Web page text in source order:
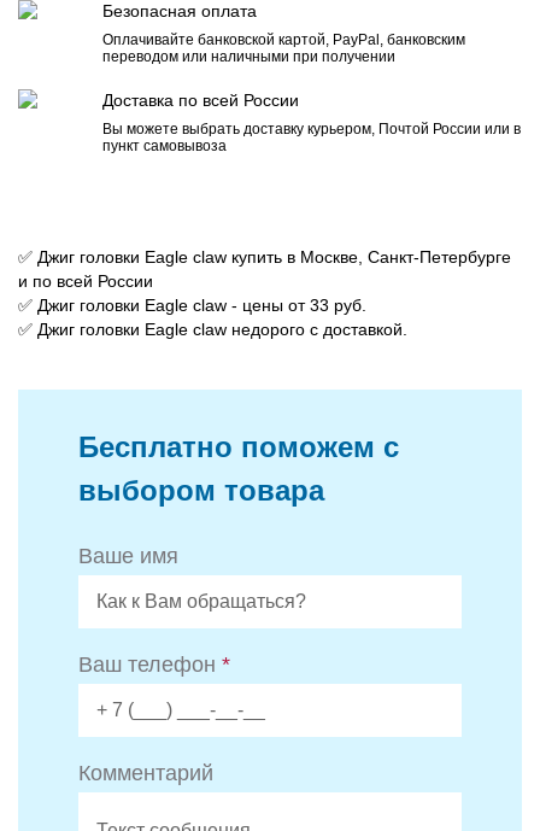
Безопасная оплата
Оплачивайте банковской картой, PayPal, банковским
переводом или наличными при получении
Доставка по всей России
Вы можете выбрать доставку курьером, Почтой России или в
пункт самовывоза
✅ Джиг головки Eagle claw купить в Москве, Санкт-Петербурге
и по всей России
✅ Джиг головки Eagle claw - цены от 33 руб.
✅ Джиг головки Eagle claw недорого с доставкой.
Бесплатно поможем с
выбором товара
Ваше имя
Ваш телефон *
Комментарий